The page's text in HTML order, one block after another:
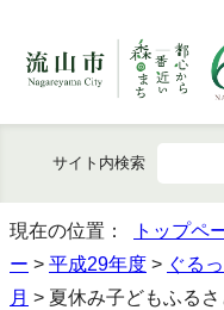
サイト内検索
現在の位置： トップペ
ー > 平成29年度 > ぐる
月 > 夏休み子どもふる